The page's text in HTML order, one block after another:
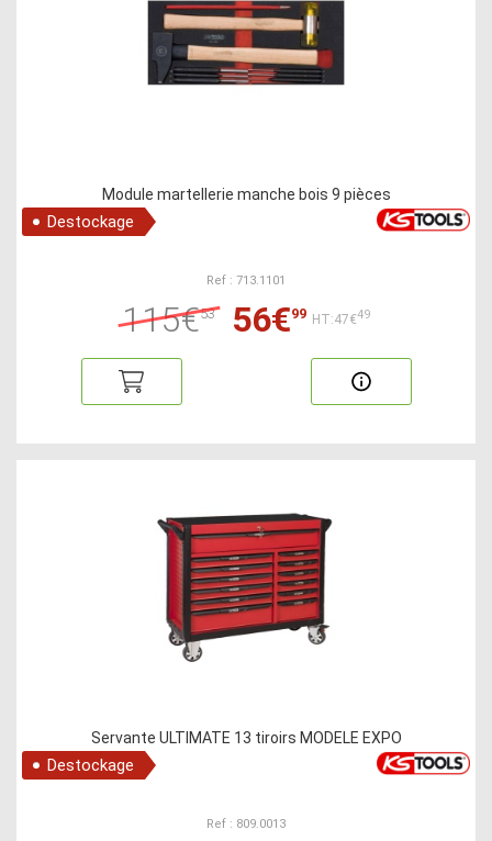
Module martellerie manche bois 9 pièces
Destockage
Ref : 713.1101
115€53 56€99 HT:47€49
Servante ULTIMATE 13 tiroirs MODELE EXPO
Destockage
Ref : 809.0013